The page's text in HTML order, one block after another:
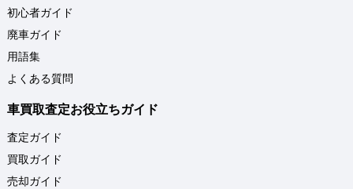
初心者ガイド
廃車ガイド
用語集
よくある質問
車買取査定お役立ちガイド
査定ガイド
買取ガイド
売却ガイド